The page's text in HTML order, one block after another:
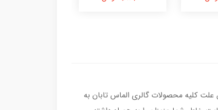
کلیه محصولات گالری الماس تابان به